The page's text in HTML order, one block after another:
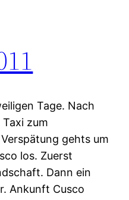
Tage. Nach
zum
gehts um
los. Zuerst
Dann ein
Ankunft Cusco